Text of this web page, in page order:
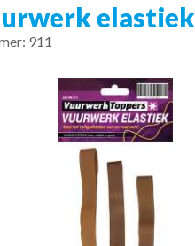
elastiek
911